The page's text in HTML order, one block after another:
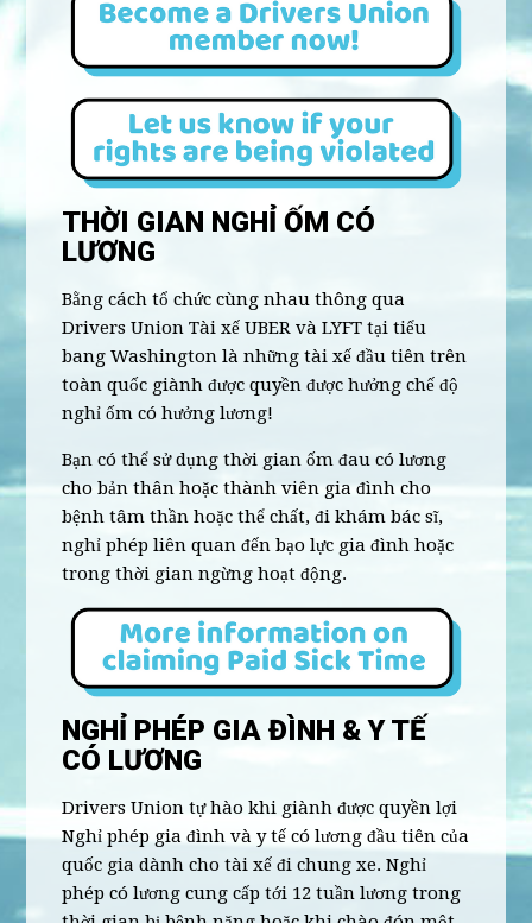
THỜI GIAN NGHỈ ỐM CÓ
LƯƠNG
Bằng cách tổ chức cùng nhau thông qua
Drivers Union Tài xế UBER và LYFT tại tiểu
bang Washington là những tài xế đầu tiên trên
toàn quốc giành được quyền được hưởng chế độ
nghỉ ốm có hưởng lương!
Bạn có thể sử dụng thời gian ốm đau có lương
cho bản thân hoặc thành viên gia đình cho
bệnh tâm thần hoặc thể chất, đi khám bác sĩ,
nghỉ phép liên quan đến bạo lực gia đình hoặc
trong thời gian ngừng hoạt động.
NGHỈ PHÉP GIA ĐÌNH & Y TẾ
CÓ LƯƠNG
Drivers Union tự hào khi giành được quyền lợi
Nghỉ phép gia đình và y tế có lương đầu tiên của
quốc gia dành cho tài xế đi chung xe. Nghỉ
phép có lương cung cấp tới 12 tuần lương trong